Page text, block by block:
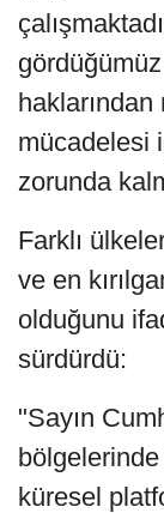
mücadelesi
zorunda
Farklı
ve en
olduğunu
sürdürdü:
"Sayın
küresel